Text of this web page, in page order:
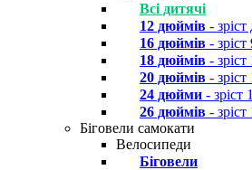
Всі дитячі
12 дюймів -
16 дюймів -
18 дюймів -
20 дюймів -
24 дюйми - зріст
26 дюймів -
Біговели самокати
Велосипеди
Біговели